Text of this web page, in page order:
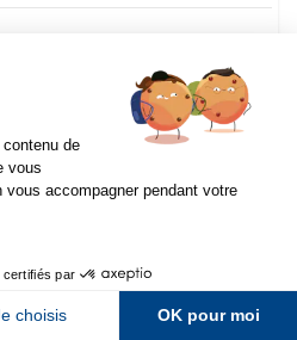
Sur Youtube
Facebook
est aux widgets
applicatifs utilisables
ou via la page
du moteur, pour effectuer